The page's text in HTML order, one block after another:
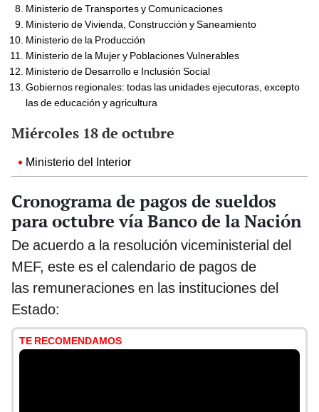
Ministerio de Transportes y Comunicaciones
Ministerio de Vivienda, Construcción y Saneamiento
Ministerio de la Producción
Ministerio de la Mujer y Poblaciones Vulnerables
Ministerio de Desarrollo e Inclusión Social
Gobiernos regionales: todas las unidades ejecutoras, excepto
las de educación y agricultura
Miércoles 18 de octubre
Ministerio del Interior
Cronograma de pagos de sueldos
para octubre vía Banco de la Nación
De acuerdo a la resolución viceministerial del
MEF, este es el calendario de pagos de
las remuneraciones en las instituciones del
Estado:
TE RECOMENDAMOS